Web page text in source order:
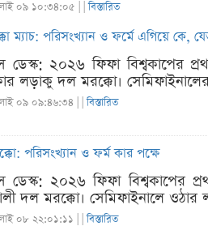
০৯ ১০:৩৪:০৫ | |বিস্তারিত
ম্যাচ: পরিসংখ্যান ও ফর্মে এগিয়ে কে,
ডেস্ক: ২০২৬ ফিফা বিশ্বকাপের
লড়াকু দল মরক্কো।
০৯ ০৯:৪৬:৩৪ | |বিস্তারিত
পরিসংখ্যান ও ফর্ম কার পক্ষে
ডেস্ক: ২০২৬ ফিফা বিশ্বকাপের
দল মরক্কো। সেমিফাইনালে
০৮ ২২:০১:১১ | |বিস্তারিত